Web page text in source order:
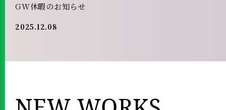
GW休暇のお知らせ
2025.12.08
2025.12.05
年賀状による挨拶に関するお知らせ